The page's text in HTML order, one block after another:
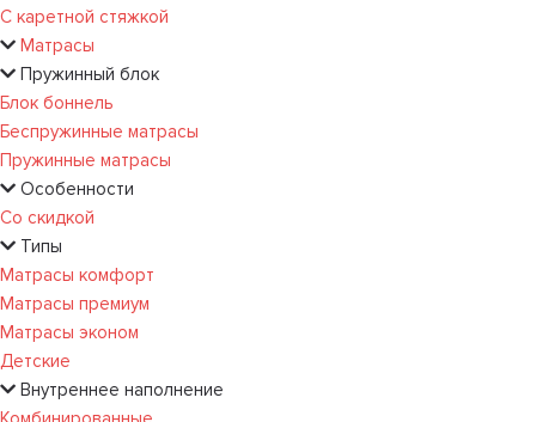
С каретной стяжкой
Матрасы
Пружинный блок
Блок боннель
Беспружинные матрасы
Пружинные матрасы
Особенности
Со скидкой
Типы
Матрасы комфорт
Матрасы премиум
Матрасы эконом
Детские
Внутреннее наполнение